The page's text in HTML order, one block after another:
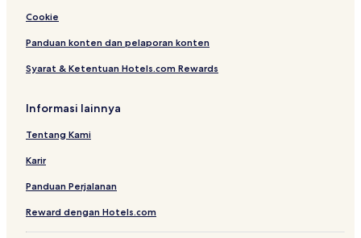
Cookie
Panduan konten dan pelaporan konten
Syarat & Ketentuan Hotels.com Rewards
Informasi lainnya
Tentang Kami
Karir
Panduan Perjalanan
Reward dengan Hotels.com